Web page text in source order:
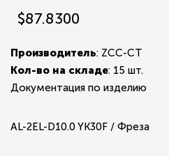
$87.8300
Производитель: ZCC-CT
Кол-во на складе: 15 шт.
Документация по изделию
AL-2EL-D10.0 YK30F / Фреза